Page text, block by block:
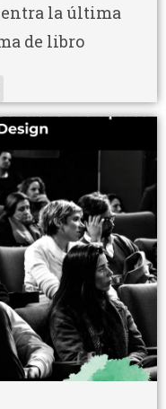
la última
de libro